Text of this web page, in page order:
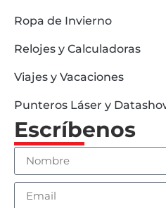
Ropa de Invierno
Relojes y Calculadoras
Viajes y Vacaciones
Punteros Láser y
Escríbenos